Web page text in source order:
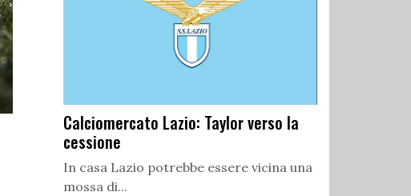
Calciomercato Lazio: Taylor verso la
cessione
In casa Lazio potrebbe essere vicina una
mossa di...